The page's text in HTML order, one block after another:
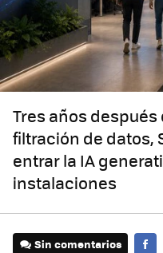
Tres años
filtración de datos,
entrar la IA
instalaciones
Sin comentarios